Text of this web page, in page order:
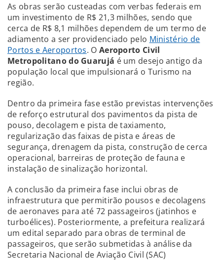
As obras serão custeadas com verbas federais em
um investimento de R$ 21,3 milhões, sendo que
cerca de R$ 8,1 milhões dependem de um termo de
adiamento a ser providenciado pelo Ministério de
Portos e Aeroportos. O Aeroporto Civil
Metropolitano do Guarujá é um desejo antigo da
população local que impulsionará o Turismo na
região.
Dentro da primeira fase estão previstas intervenções
de reforço estrutural dos pavimentos da pista de
pouso, decolagem e pista de taxiamento,
regularização das faixas de pista e áreas de
segurança, drenagem da pista, construção de cerca
operacional, barreiras de proteção de fauna e
instalação de sinalização horizontal.
A conclusão da primeira fase inclui obras de
infraestrutura que permitirão pousos e decolagens
de aeronaves para até 72 passageiros (jatinhos e
turboélices). Posteriormente, a prefeitura realizará
um edital separado para obras de terminal de
passageiros, que serão submetidas à análise da
Secretaria Nacional de Aviação Civil (SAC)